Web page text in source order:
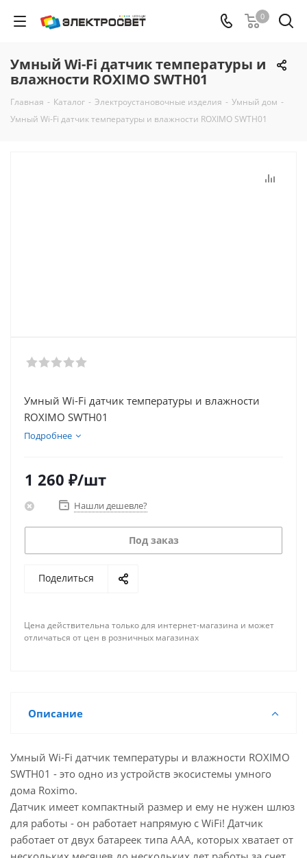
0
Умный Wi-Fi датчик температуры и
влажности ROXIMO SWTH01
Главная - Каталог - Электроустановочные изделия - Умный дом -
Умный Wi-Fi датчик температуры и влажности ROXIMO SWTH01
Умный Wi-Fi датчик температуры и влажности
ROXIMO SWTH01
Подробнее
1 260 ₽/шт
Нашли дешевле?
Под заказ
Поделиться
Цена действительна только для интернет-магазина и может
отличаться от цен в розничных магазинах
Описание
Умный Wi-Fi датчик температуры и влажности ROXIMO
SWTH01 - это одно из устройств экосистемы умного
дома Roximo.
Датчик имеет компактный размер и ему не нужен шлюз
для работы - он работает напрямую с WiFi! Датчик
работает от двух батареек типа AАA, которых хватает от